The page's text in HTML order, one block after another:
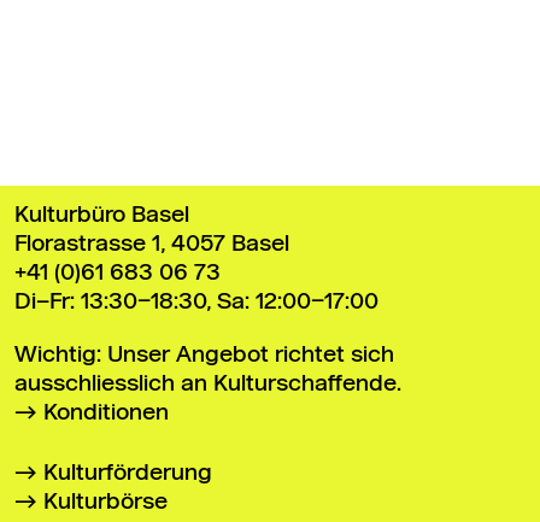
Kulturbüro Basel
Florastrasse 1, 4057 Basel
+41 (0)61 683 06 73
Di–Fr: 13:30–18:30, Sa: 12:00–17:00
Wichtig: Unser Angebot richtet sich
ausschliesslich an Kulturschaffende.
Konditionen
Kulturförderung
Kulturbörse